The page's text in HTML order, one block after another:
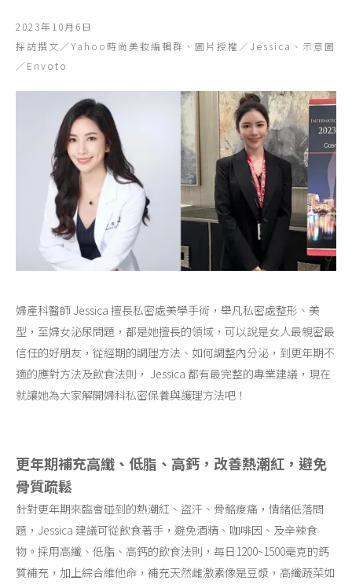
2023年10月6日
採訪撰文／Yahoo時尚美妝編輯群、圖片授權／Jessica、示意圖
／Envoto
婦產科醫師 Jessica 擅長私密處美學手術，舉凡私密處整形、美
型，至婦女泌尿問題，都是她擅長的領域，可以說是女人最親密最
信任的好朋友，從經期的調理方法、如何調整內分泌，到更年期不
適的應對方法及飲食法則， Jessica 都有最完整的專業建議，現在
就讓她為大家解開婦科私密保養與護理方法吧！
更年期補充高纖、低脂、高鈣，改善熱潮紅，避免
骨質疏鬆
針對更年期來臨會碰到的熱潮紅、盜汗、骨骼痠痛，情緒低落問
題，Jessica 建議可從飲食著手，避免酒精、咖啡因、及辛辣食
物。採用高纖、低脂、高鈣的飲食法則，每日1200~1500毫克的鈣
質補充，加上綜合維他命，補充天然雌激素像是豆漿，高纖蔬菜如